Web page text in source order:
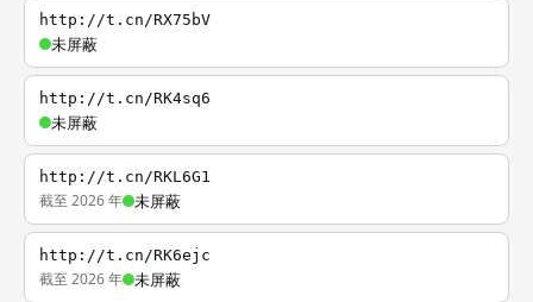
http://t.cn/RX75bV
未屏蔽
http://t.cn/RK4sq6
未屏蔽
http://t.cn/RKL6G1
截至 2026 年 未屏蔽
http://t.cn/RK6ejc
截至 2026 年 未屏蔽